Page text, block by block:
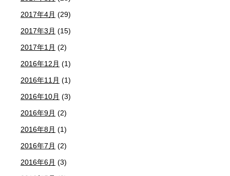
2017年4月 (29)
2017年3月 (15)
2017年1月 (2)
2016年12月 (1)
2016年11月 (1)
2016年10月 (3)
2016年9月 (2)
2016年8月 (1)
2016年7月 (2)
2016年6月 (3)